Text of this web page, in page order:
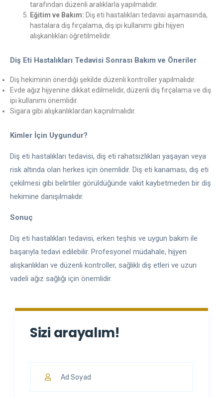
Sizi arayalım!
tarafından düzenli aralıklarla yapılmalıdır.
Eğitim ve Bakım: Diş eti hastalıkları tedavisi aşamasında,
hastalara diş fırçalama, diş ipi kullanımı gibi hijyen
alışkanlıkları öğretilmelidir.
Diş Eti Hastalıkları Tedavisi Sonrası Bakım ve Öneriler
Diş hekiminin önerdiği şekilde düzenli kontroller yapılmalıdır.
Evde ağız hijyenine dikkat edilmelidir, düzenli diş fırçalama ve diş
ipi kullanımı önemlidir.
Sigara gibi alışkanlıklardan kaçınılmalıdır.
Kimler İçin Uygundur?
Diş eti hastalıkları tedavisi, diş eti rahatsızlıkları yaşayan veya
risk altında olan herkes için önemlidir. Diş eti kanaması, diş eti
çekilmesi gibi belirtiler görüldüğünde vakit kaybetmeden bir diş
hekimine danışılmalıdır.
Sonuç
Diş eti hastalıkları tedavisi, erken teşhis ve uygun bakım ile
başarıyla tedavi edilebilir. Profesyonel müdahale, hijyen
alışkanlıkları ve düzenli kontroller, sağlıklı diş etleri ve uzun
vadeli ağız sağlığı için önemlidir.